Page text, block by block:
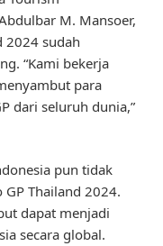
M. Mansoer,
2024 sudah
“Kami bekerja
para
dari seluruh dunia,”
pun tidak
Thailand 2024.
dapat menjadi
secara global.